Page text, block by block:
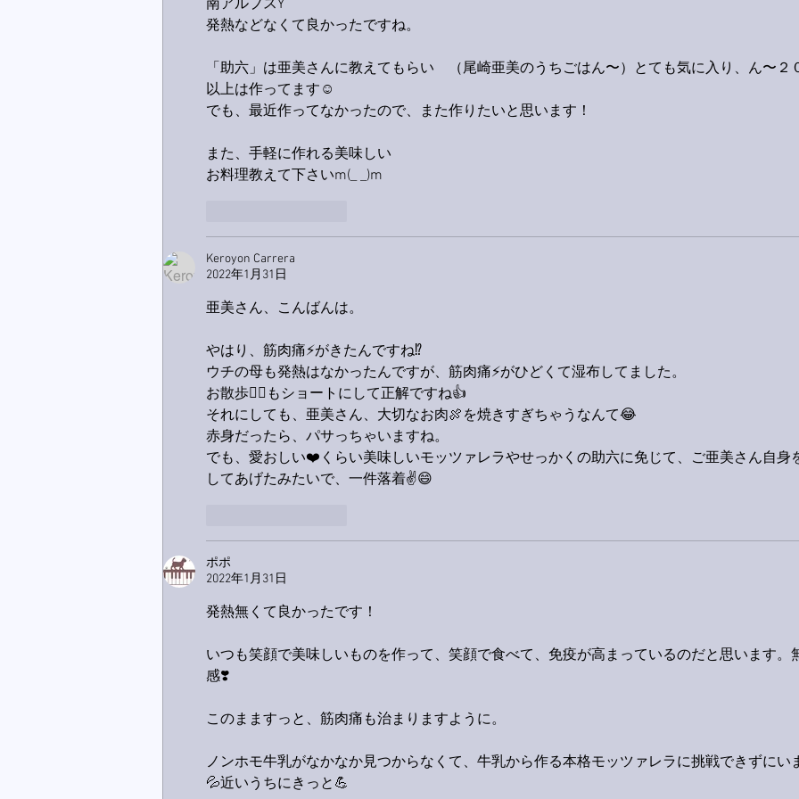
南アルプスY
発熱などなくて良かったですね。
「助六」は亜美さんに教えてもらい　（尾崎亜美のうちごはん〜）とても気に入り、ん〜２
以上は作ってます☺
でも、最近作ってなかったので、また作りたいと思います！
また、手軽に作れる美味しい
お料理教えて下さいm(_ _)m
Keroyon Carrera
2022年1月31日
亜美さん、こんばんは。
やはり、筋肉痛⚡️がきたんですね⁉️
ウチの母も発熱はなかったんですが、筋肉痛⚡️がひどくて湿布してました。
お散歩🚶‍♀️もショートにして正解ですね👍
それにしても、亜美さん、大切なお肉🍖を焼きすぎちゃうなんて😂
赤身だったら、パサっちゃいますね。
でも、愛おしい❤️くらい美味しいモッツァレラやせっかくの助六に免じて、ご亜美さん自身
してあげたみたいで、一件落着✌️😄
ポポ
2022年1月31日
発熱無くて良かったです！
いつも笑顔で美味しいものを作って、笑顔で食べて、免疫が高まっているのだと思います。
感❣️
このまますっと、筋肉痛も治まりますように。
ノンホモ牛乳がなかなか見つからなくて、牛乳から作る本格モッツァレラに挑戦できずにい
💦近いうちにきっと💪